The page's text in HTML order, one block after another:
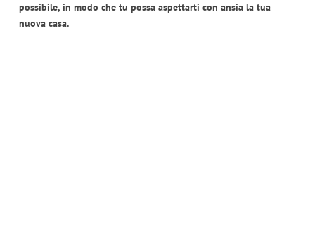
possibile, in modo che tu possa aspettarti con ansia la tua
nuova casa.